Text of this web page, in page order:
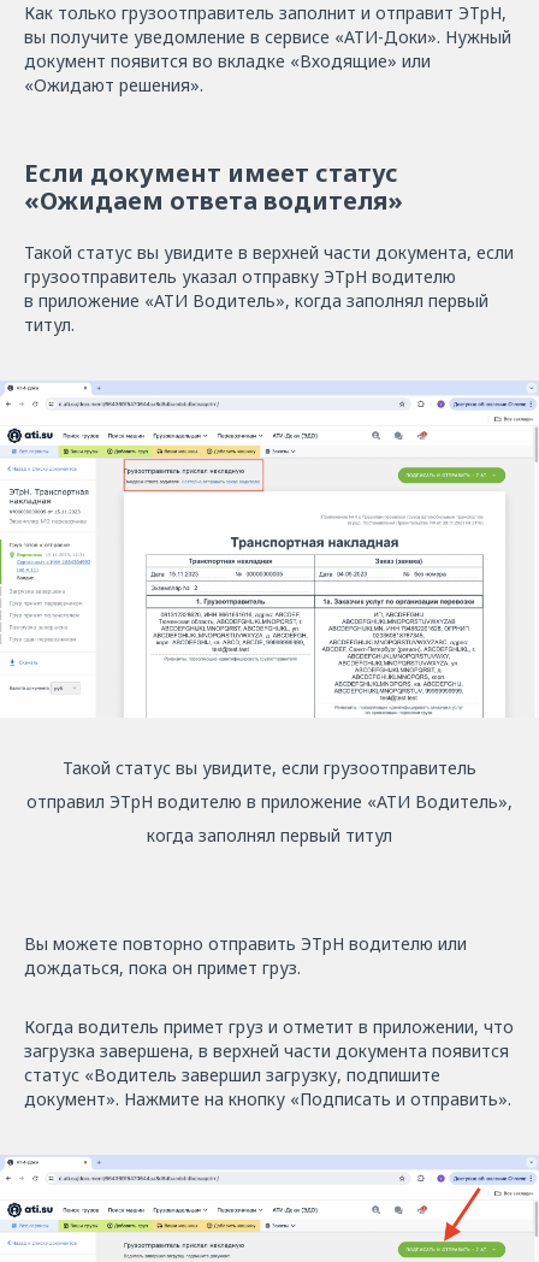
Как только грузоотправитель заполнит и отправит ЭТрН,
вы получите уведомление в сервисе «АТИ-Доки». Нужный
документ появится во вкладке «Входящие» или
«Ожидают решения».
Если документ имеет статус
«Ожидаем ответа водителя»
Такой статус вы увидите в верхней части документа, если
грузоотправитель указал отправку ЭТрН водителю
в приложение «АТИ Водитель», когда заполнял первый
титул.
Такой статус вы увидите, если грузоотправитель
отправил ЭТрН водителю в приложение «АТИ Водитель»,
когда заполнял первый титул
Вы можете повторно отправить ЭТрН водителю или
дождаться, пока он примет груз.
Когда водитель примет груз и отметит в приложении, что
загрузка завершена, в верхней части документа появится
статус «Водитель завершил загрузку, подпишите
документ». Нажмите на кнопку «Подписать и отправить».